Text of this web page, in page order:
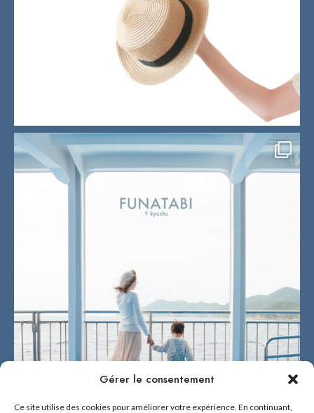
Gérer le consentement
Ce site utilise des cookies pour améliorer votre expérience. En continuant,